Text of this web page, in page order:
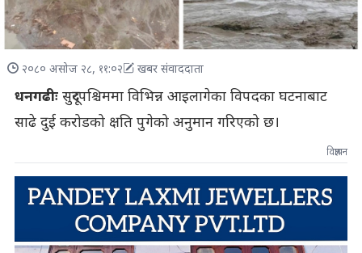
२०८० असोज २८, ११:०२ खबर संवाददाता
धनगढीःसुदूरपश्चिममा विभिन्न आइलागेका विपदका घटनाबाट
साढे दुई करोडको क्षति पुगेको अनुमान गरिएको छ।
विज्ञापन